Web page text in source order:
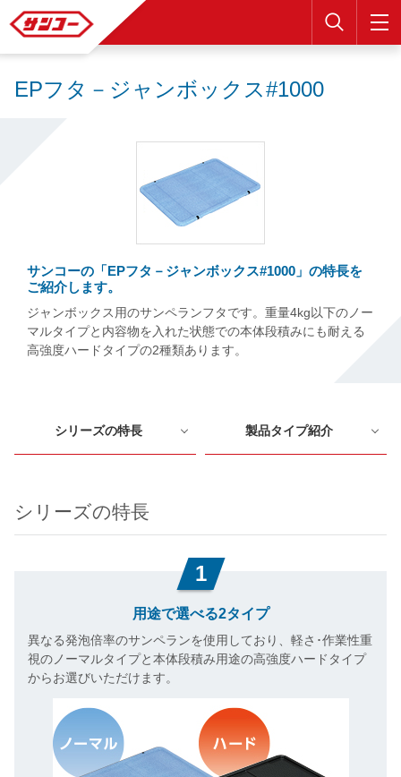
検索
EPフタ－ジャンボックス#1000
サンコーの「EPフタ－ジャンボックス#1000」の特長を
ご紹介します。
ジャンボックス用のサンペランフタです。重量4kg以下のノー
マルタイプと内容物を入れた状態での本体段積みにも耐える
高強度ハードタイプの2種類あります。
シリーズの特長 製品タイプ紹介
シリーズの特長
1
用途で選べる2タイプ
異なる発泡倍率のサンペランを使用しており、軽さ･作業性重
視のノーマルタイプと本体段積み用途の高強度ハードタイプ
からお選びいただけます。